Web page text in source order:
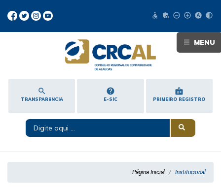
MENU
accessible admin_panel_settings remove_circle_outline add_circle_outline hdr_auto contrast
search
TRANSPARêNCIA
help
E-SIC
badge
PRIMEIRO REGISTRO
Página Inicial Institucional